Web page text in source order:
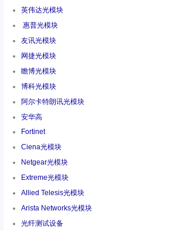
英伟达光模块
惠普光模块
友讯光模块
网捷光模块
瞻博光模块
博科光模块
阿尔卡特朗讯光模块
安华高
Fortinet
Ciena光模块
Netgear光模块
Extreme光模块
Allied Telesis光模块
Arista Networks光模块
光纤测试设备